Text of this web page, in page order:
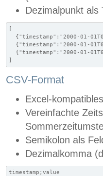
Dezimalpunkt als
[
{"timestamp":"2000-01-
{"timestamp":"2000-01-
{"timestamp":"2000-01-
]
CSV-Format
Excel-
Vereinfachte
Semikolon als
Dezimalkomma
timestamp;value